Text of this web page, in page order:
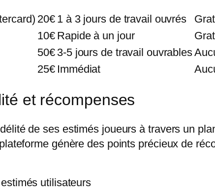
20€ 1 à 3 jours de travail ouvrés
10€ Rapide à un jour
50€ 3-5 jours de travail ouvrables
25€ Immédiat
et récompenses
de ses estimés joueurs à travers un
génère des points précieux de
utilisateurs